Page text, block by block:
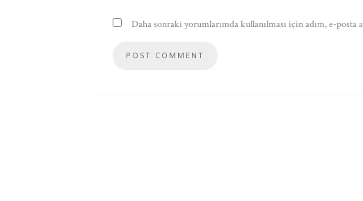
Daha sonraki yorumlarımda kullanılması için adım, e-